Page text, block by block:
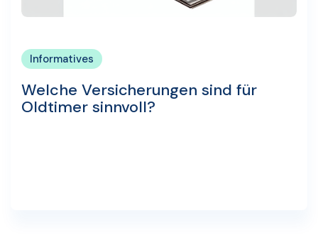
Informatives
Welche Versicherungen sind für
Oldtimer sinnvoll?